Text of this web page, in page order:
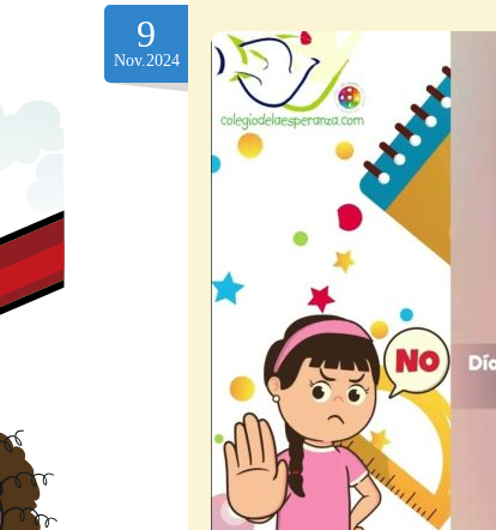
9
Nov.2024